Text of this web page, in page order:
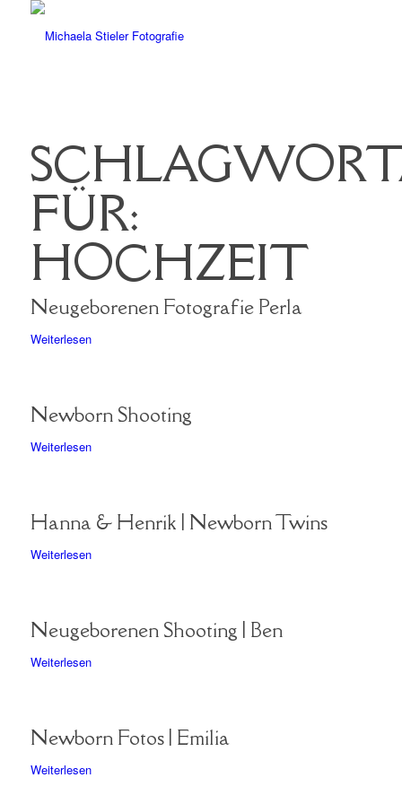
FÜR:
HOCHZEIT
Neugeborenen Fotografie Perla
Weiterlesen
Newborn Shooting
Weiterlesen
Hanna & Henrik | Newborn Twins
Weiterlesen
Neugeborenen Shooting | Ben
Weiterlesen
Newborn Fotos | Emilia
Weiterlesen